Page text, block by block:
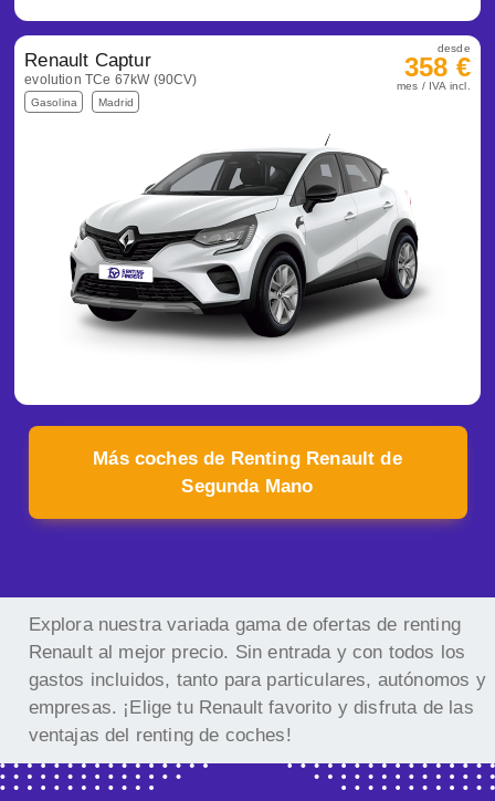
Renault Captur
evolution TCe 67kW (90CV)
Gasolina Madrid
desde
358 €
mes / IVA incl.
Más coches de Renting Renault de
Segunda Mano
Explora nuestra variada gama de ofertas de renting
Renault al mejor precio. Sin entrada y con todos los
gastos incluidos, tanto para particulares, autónomos y
empresas. ¡Elige tu Renault favorito y disfruta de las
ventajas del renting de coches!